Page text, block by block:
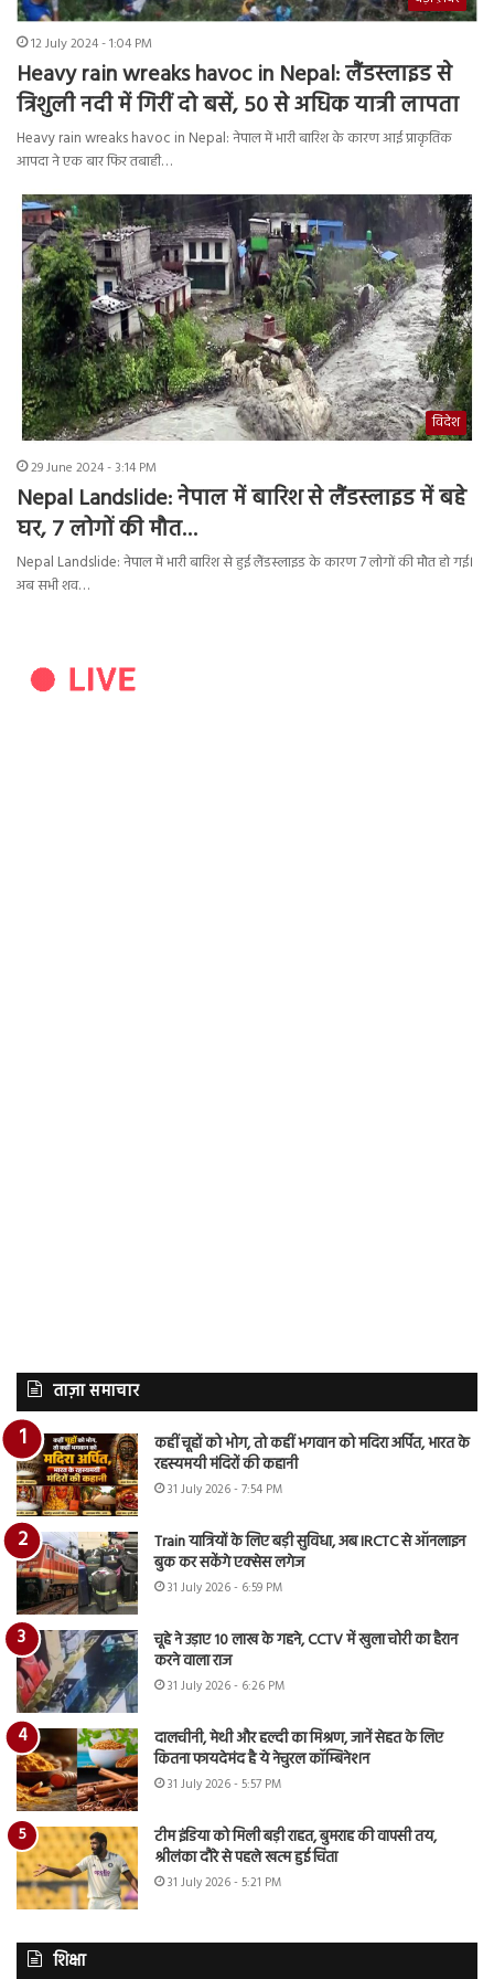
12 July 2024 - 1:04 PM
Heavy rain wreaks havoc in Nepal: लैंडस्लाइड से
त्रिशुली नदी में गिरीं दो बसें, 50 से अधिक यात्री लापता
Heavy rain wreaks havoc in Nepal: नेपाल में भारी बारिश के कारण आई प्राकृतिक
आपदा ने एक बार फिर तबाही…
विदेश
29 June 2024 - 3:14 PM
Nepal Landslide: नेपाल में बारिश से लैंडस्लाइड में बहे
घर, 7 लोगों की मौत…
Nepal Landslide: नेपाल में भारी बारिश से हुई लैंडस्लाइड के कारण 7 लोगों की मौत हो गई।
अब सभी शव…
ताज़ा समाचार
कहीं चूहों को भोग, तो कहीं भगवान को मदिरा अर्पित, भारत के
रहस्यमयी मंदिरों की कहानी
31 July 2026 - 7:54 PM
Train यात्रियों के लिए बड़ी सुविधा, अब IRCTC से ऑनलाइन
बुक कर सकेंगे एक्सेस लगेज
31 July 2026 - 6:59 PM
चूहे ने उड़ाए 10 लाख के गहने, CCTV में खुला चोरी का हैरान
करने वाला राज
31 July 2026 - 6:26 PM
दालचीनी, मेथी और हल्दी का मिश्रण, जानें सेहत के लिए
कितना फायदेमंद है ये नेचुरल कॉम्बिनेशन
31 July 2026 - 5:57 PM
टीम इंडिया को मिली बड़ी राहत, बुमराह की वापसी तय,
श्रीलंका दौरे से पहले खत्म हुई चिंता
31 July 2026 - 5:21 PM
शिक्षा